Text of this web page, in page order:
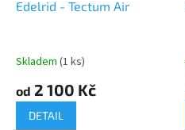
Edelrid - Tectum Air
Skladem (1 ks)
od 2 100 Kč
DETAIL